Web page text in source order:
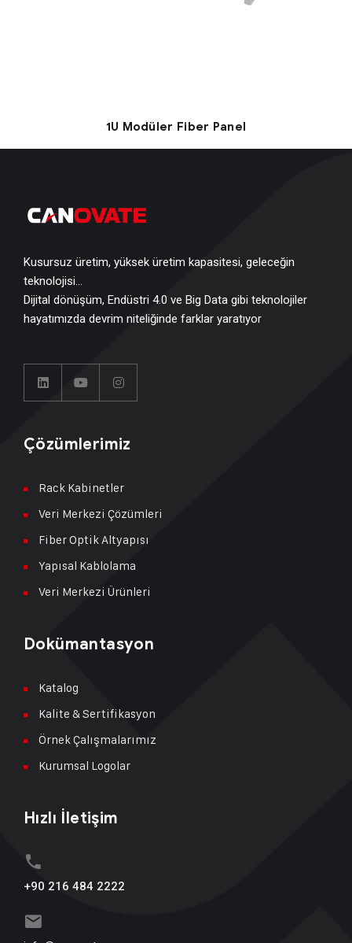
1U Modüler Fiber Panel
Kusursuz üretim, yüksek üretim kapasitesi, geleceğin
teknolojisi…
Dijital dönüşüm, Endüstri 4.0 ve Big Data gibi teknolojiler
hayatımızda devrim niteliğinde farklar yaratıyor
Çözümlerimiz
Rack Kabinetler
Veri Merkezi Çözümleri
Fiber Optik Altyapısı
Yapısal Kablolama
Veri Merkezi Ürünleri
Dokümantasyon
Katalog
Kalite & Sertifikasyon
Örnek Çalışmalarımız
Kurumsal Logolar
Hızlı İletişim
+90 216 484 2222